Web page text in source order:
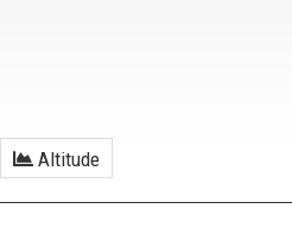
Altitude